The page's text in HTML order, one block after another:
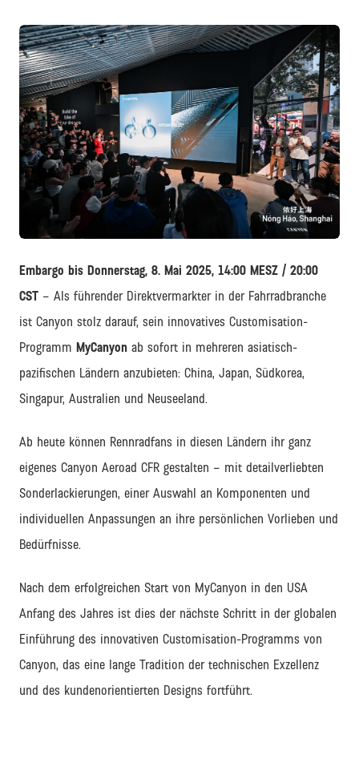
JPG
Embargo bis Donnerstag, 8. Mai 2025, 14:00 MESZ / 20:00
CST – Als führender Direktvermarkter in der Fahrradbranche
ist Canyon stolz darauf, sein innovatives Customisation-
Programm MyCanyon ab sofort in mehreren asiatisch-
pazifischen Ländern anzubieten: China, Japan, Südkorea,
Singapur, Australien und Neuseeland.
Ab heute können Rennradfans in diesen Ländern ihr ganz
eigenes Canyon Aeroad CFR gestalten – mit detailverliebten
Sonderlackierungen, einer Auswahl an Komponenten und
individuellen Anpassungen an ihre persönlichen Vorlieben und
Bedürfnisse.
Nach dem erfolgreichen Start von MyCanyon in den USA
Anfang des Jahres ist dies der nächste Schritt in der globalen
Einführung des innovativen Customisation-Programms von
Canyon, das eine lange Tradition der technischen Exzellenz
und des kundenorientierten Designs fortführt.